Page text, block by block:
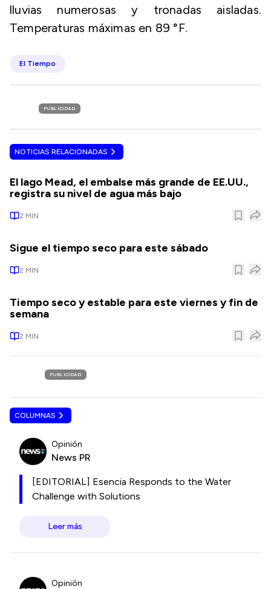
lluvias numerosas y tronadas aisladas.
Temperaturas máximas en 89 °F.
El Tiempo
PUBLICIDAD
NOTICIAS RELACIONADAS
El lago Mead, el embalse más grande de EE.UU.,
registra su nivel de agua más bajo
2 MIN
Sigue el tiempo seco para este sábado
2 MIN
Tiempo seco y estable para este viernes y fin de
semana
2 MIN
PUBLICIDAD
COLUMNAS
Opinión
News PR
[EDITORIAL] Esencia Responds to the Water
Challenge with Solutions
Leer más
Opinión